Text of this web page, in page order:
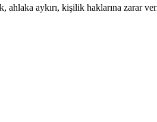
ahlaka aykırı, kişilik haklarına zarar